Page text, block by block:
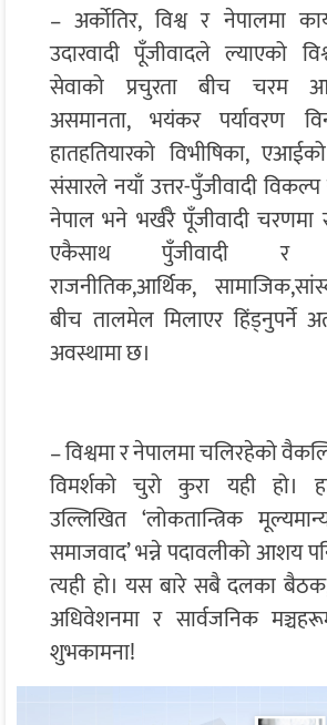
– अर्कोतिर, विश्व र नेपालमा
उदारवादी पूँजीवादले ल्याएको
सेवाको प्रचुरता बीच चरम
असमानता, भयंकर पर्यावरण
हातहतियारको विभीषिका,
संसारले नयाँ उत्तर-पुँजीवादी विकल्प
नेपाल भने भर्खरै पूँजीवादी
एकैसाथ पुँजीवादी र
राजनीतिक,आर्थिक,
बीच तालमेल मिलाएर हिंड्नुपर्ने
अवस्थामा छ।
– विश्वमा र नेपालमा चलिरहेको
विमर्शको चुरो कुरा यही हो।
उल्लिखित ‘लोकतान्त्रिक
समाजवाद’ भन्ने पदावलीको आशय
त्यही हो। यस बारे सबै दलका
अधिवेशनमा र सार्वजनिक
शुभकामना!